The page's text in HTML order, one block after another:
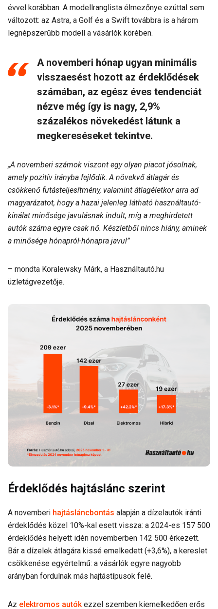
évvel korábban. A modellranglista élmezőnye ezúttal sem
változott: az Astra, a Golf és a Swift továbbra is a három
legnépszerűbb modell a vásárlók körében.
A novemberi hónap ugyan minimális
visszaesést hozott az érdeklődések
számában, az egész éves tendenciát
nézve még így is nagy, 2,9%
százalékos növekedést látunk a
megkereséseket tekintve.
„A novemberi számok viszont egy olyan piacot jósolnak,
amely pozitív irányba fejlődik. A növekvő átlagár és
csökkenő futásteljesítmény, valamint átlagéletkor arra ad
magyarázatot, hogy a hazai jelenleg látható használtautó-
kínálat minősége javulásnak indult, míg a meghirdetett
autók száma egyre csak nő. Készletből nincs hiány, aminek
a minősége hónapról-hónapra javul”
– mondta Koralewsky Márk, a Használtautó.hu
üzletágvezetője.
Érdeklődés hajtáslánc szerint
A novemberi hajtásláncbontás alapján a dízelautók iránti
érdeklődés közel 10%-kal esett vissza: a 2024-es 157 500
érdeklődés helyett idén novemberben 142 500 érkezett.
Bár a dízelek átlagára kissé emelkedett (+3,6%), a kereslet
csökkenése egyértelmű: a vásárlók egyre nagyobb
arányban fordulnak más hajtástípusok felé.
Az elektromos autókezzel szemben kiemelkedően erős